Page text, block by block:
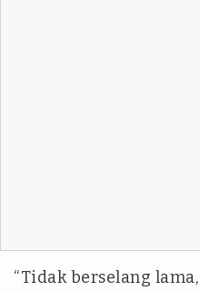
“Tidak berselang